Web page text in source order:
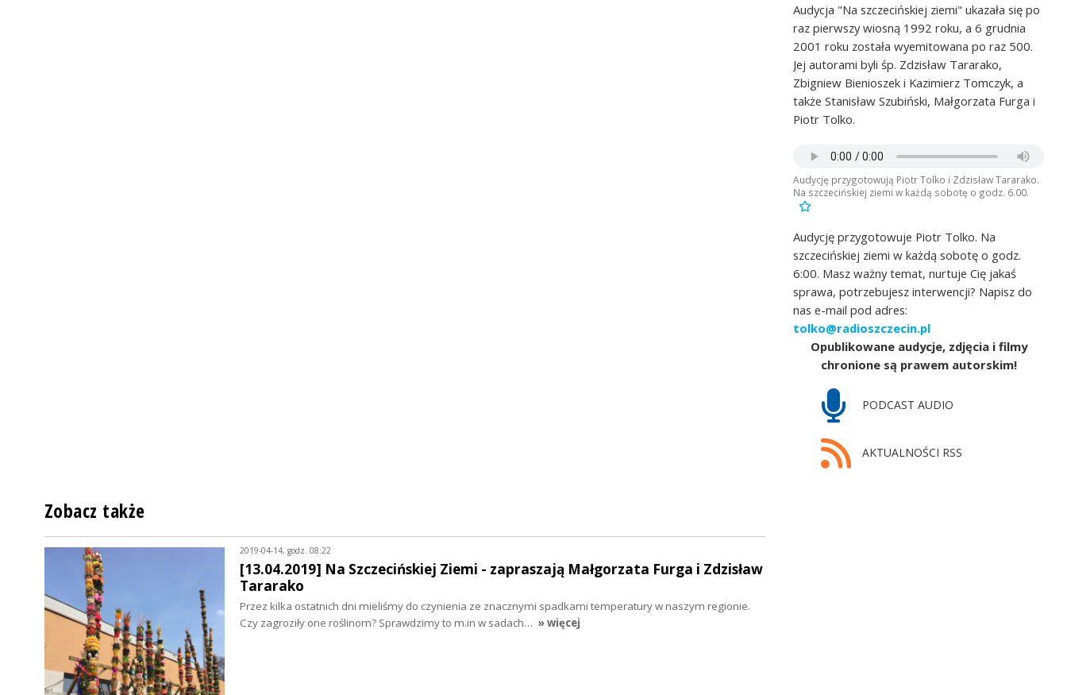
Audycja "Na szczecińskiej ziemi" ukazała się po
raz pierwszy wiosną 1992 roku, a 6 grudnia
2001 roku została wyemitowana po raz 500.
Jej autorami byli śp. Zdzisław Tararako,
Zbigniew Bienioszek i Kazimierz Tomczyk, a
także Stanisław Szubiński, Małgorzata Furga i
Piotr Tolko.
Audycję przygotowują Piotr Tolko i Zdzisław Tararako.
Na szczecińskiej ziemi w każdą sobotę o godz. 6.00.
Audycję przygotowuje Piotr Tolko. Na
szczecińskiej ziemi w każdą sobotę o godz.
6:00. Masz ważny temat, nurtuje Cię jakaś
sprawa, potrzebujesz interwencji? Napisz do
nas e-mail pod adres:
tolko@radioszczecin.pl
Opublikowane audycje, zdjęcia i filmy
chronione są prawem autorskim!
PODCAST AUDIO
AKTUALNOŚCI RSS
Zobacz także
2019-04-14, godz. 08:22
[13.04.2019] Na Szczecińskiej Ziemi - zapraszają Małgorzata Furga i Zdzisław
Tararako
Przez kilka ostatnich dni mieliśmy do czynienia ze znacznymi spadkami temperatury w naszym regionie.
Czy zagroziły one roślinom? Sprawdzimy to m.in w sadach… » więcej